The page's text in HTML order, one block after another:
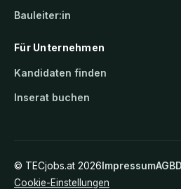
Bauleiter:in
Für Unternehmen
Kandidaten finden
Inserat buchen
© TECjobs.at 2026ImpressumAGB
Cookie-Einstellungen